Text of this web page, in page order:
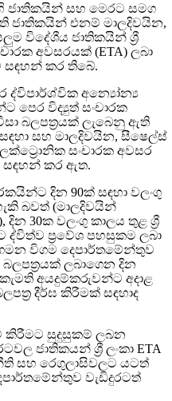
ජාතිකයින් සහ මෙරට සමග
ජාතිකයින් එනම් මාලදිවයින,
විදේශීය ජාතිකයින් ශ්‍රී
අවසරයක් (ETA) ලබා
සඳහන් කර තිබේ.
ද්විපාර්ශ්වික අන්‍යෝන්‍ය
පෙර විද්‍යුත් සංචාරක
බලපත්‍රයක් ලැබෙනු ඇති
සහ මාලදිවයින, සීෂෙල්ස්
සංචාරක අවසර
කර ඇත.
දින 90ක් සඳහා වලංගු
බවත් (මාලදිවයින්
30ක වලංගු කාලය තුළ ශ්‍රී
ද්විත්ව ප්‍රවේශ පහසුකම ලබා
විගම දෙපාර්තමේන්තුව
ලබාගෙන දින
කැමති අයදුම්කරුවන්ට අදාළ
දීර්ඝ කිරීමක් සඳහාද
කිරීමට සුදුසුකම් ලබන
ජාතිකයන් ශ්‍රී ලංකා ETA
සහ රෙගුලාසිවලට යටත්
වැඩිදුරටත්